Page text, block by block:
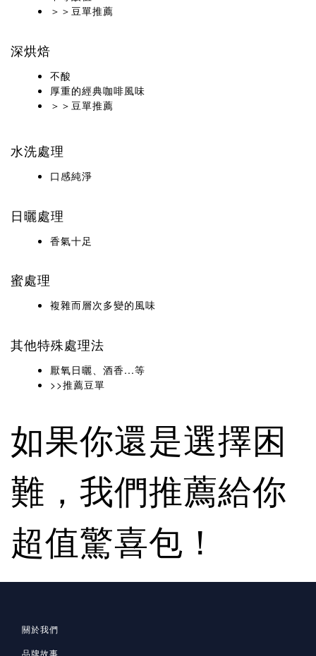
＞＞豆單推薦
深烘焙
不酸
厚重的經典咖啡風味
＞＞豆單推薦
水洗處理
口感純淨
日曬處理
香氣十足
蜜處理
複雜而層次多變的風味
其他特殊處理法
厭氧日曬、酒香...等
>>推薦豆單
如果你還是選擇困
難，我們推薦給你
超值驚喜包！
關於我們
品牌故事